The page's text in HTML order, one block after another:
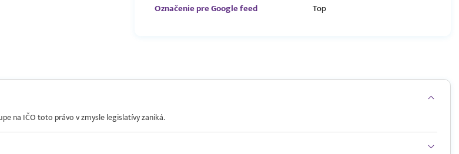
Označenie pre Google feed Top
na IČO toto právo v zmysle legislatívy zaniká.